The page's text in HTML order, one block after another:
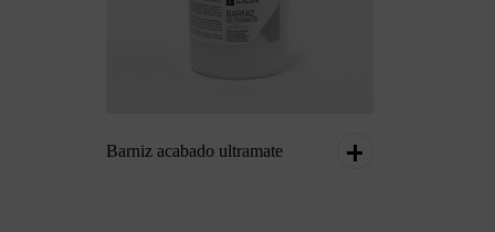
Barniz acabado ultramate